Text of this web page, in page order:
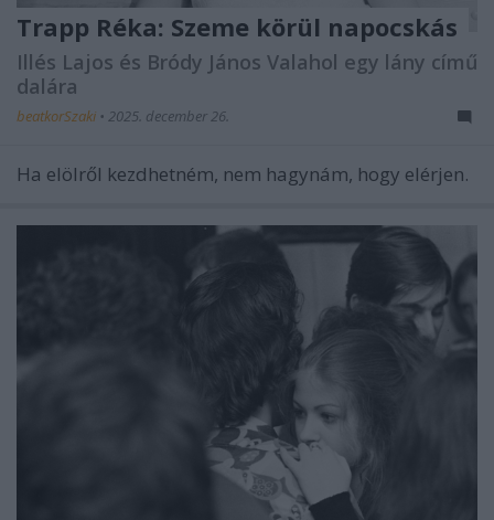
Trapp Réka: Szeme körül napocskás
Illés Lajos és Bródy János Valahol egy lány című
dalára
beatkorSzaki • 2025. december 26.
Ha elölről kezdhetném, nem hagynám, hogy elérjen.